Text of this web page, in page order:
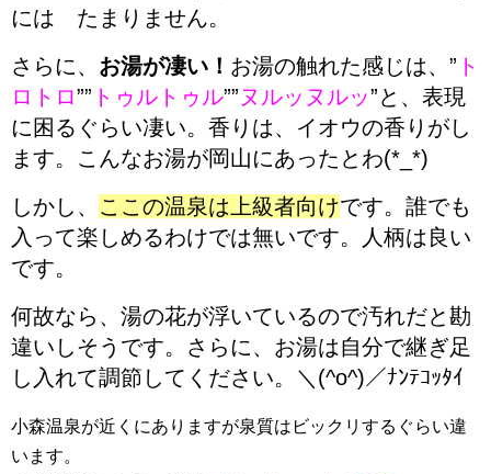
には たまりません。
さらに、 お湯が凄い！ お湯の触れた感じは、 ” ト
ロトロ”” トゥルトゥル”” ヌルッヌルッ”と、表現
に困るぐらい凄い。香りは、イオウの香りがし
ます。こんなお湯が岡山にあったとわ(*_*)
しかし、 ここの温泉は上級者向けです。誰でも
入って楽しめるわけでは無いです。人柄は良い
です。
何故なら、湯の花が浮いているので汚れだと勘
違いしそうです。さらに、お湯は自分で継ぎ足
し入れて調節してください。＼ (^o^)／ﾅﾝﾃｺｯﾀｲ
小森温泉が近くにありますが泉質はビックリするぐらい違
います。